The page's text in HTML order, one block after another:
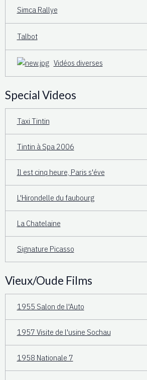
Simca Rallye
Talbot
Vidéos diverses
Special Videos
Taxi Tintin
Tintin à Spa 2006
Il est cinq heure, Paris s'éve
L'Hirondelle du faubourg
La Chatelaine
Signature Picasso
Vieux/Oude Films
1955 Salon de l'Auto
1957 Visite de l'usine Sochau
1958 Nationale 7